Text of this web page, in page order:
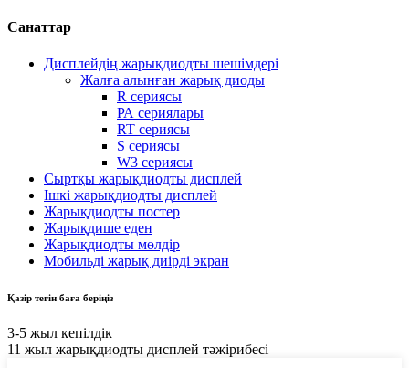
Санаттар
Дисплейдің жарықдиодты шешімдері
Жалға алынған жарық диоды
R сериясы
РА сериялары
RT сериясы
S сериясы
W3 сериясы
Сыртқы жарықдиодты дисплей
Ішкі жарықдиодты дисплей
Жарықдиодты постер
Жарықдише еден
Жарықдиодты мөлдір
Мобильді жарық диірді экран
Қазір тегін баға беріңіз
3-5 жыл кепілдік
11 жыл жарықдиодты дисплей тәжірибесі